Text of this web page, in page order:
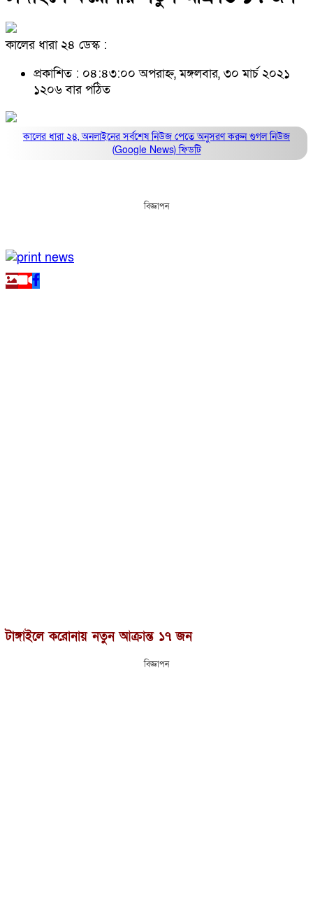
কালের ধারা ২৪ ডেস্ক :
প্রকাশিত : ০৪:৪৩:০০ অপরাহ্ন, মঙ্গলবার, ৩০ মার্চ ২০২১
১২০৬ বার পঠিত
কালের ধারা ২৪, অনলাইনের সর্বশেষ নিউজ পেতে অনুসরণ করুনগুগল নিউজ
(Google News)ফিডটি
বিজ্ঞাপন
টাঙ্গাইলে করোনায় নতুন আক্রান্ত ১৭ জন
বিজ্ঞাপন